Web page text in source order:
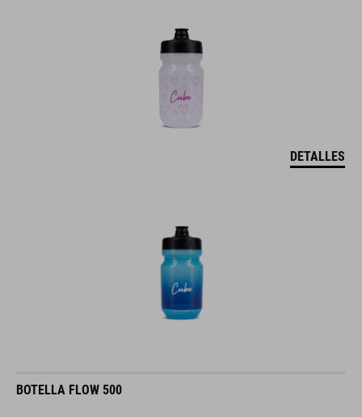
DETALLES
BOTELLA FLOW 500